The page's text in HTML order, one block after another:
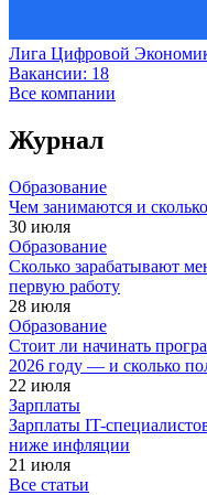
Лига Цифровой
Вакансии: 18
Все компании
Журнал
Образование
Чем занимаются и
30 июля
Образование
Сколько зарабатывают
первую работу
28 июля
Образование
Стоит ли начинать
2026 году — и сколько
22 июля
Зарплаты
Зарплаты IT-
ниже инфляции
21 июля
Все статьи